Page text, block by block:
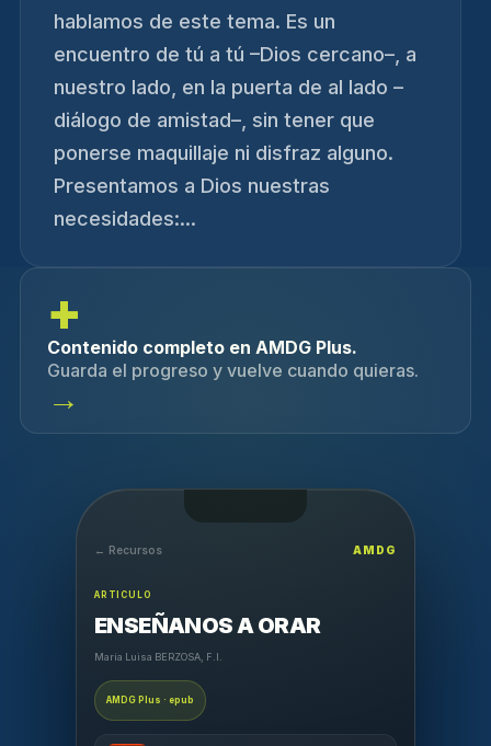
hablamos de este tema. Es un
encuentro de tú a tú –Dios cercano–, a
nuestro lado, en la puerta de al lado –
diálogo de amistad–, sin tener que
ponerse maquillaje ni disfraz alguno.
Presentamos a Dios nuestras
necesidades:...
+
Contenido completo en AMDG Plus.
Guarda el progreso y vuelve cuando quieras.
→
← Recursos AMDG
ARTICULO
ENSEÑANOS A ORAR
María Luisa BERZOSA, F.I.
AMDG Plus · epub